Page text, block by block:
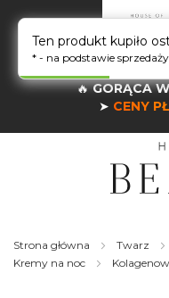
🔥GORĄCA
➤ CENY
Strona główna Twarz
Kremy na noc
Ten produkt kupiło
* - na podstawie